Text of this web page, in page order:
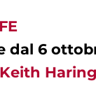
dal 6
Keith Haring